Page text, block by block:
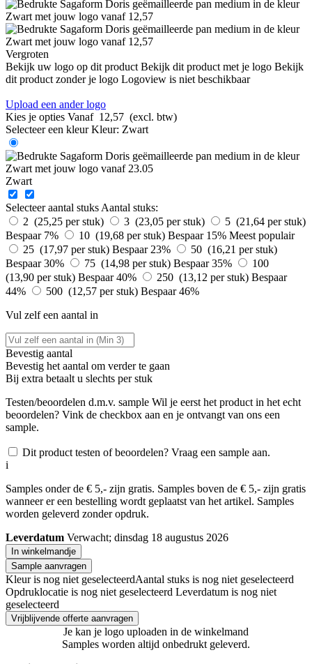
Vergroten
Bekijk uw logo op dit product Bekijk dit product met je logo Bekijk
dit product zonder je logo Logoview is niet beschikbaar
Upload een ander logo
Kies je opties Vanaf 12,57 (excl. btw)
Selecteer een kleur Kleur: Zwart
Zwart
Selecteer aantal stuks Aantal stuks:
2 (25,25 per stuk)
3 (23,05 per stuk)
5 (21,64 per stuk)
Bespaar 7%
10 (19,68 per stuk) Bespaar 15% Meest populair
25 (17,97 per stuk) Bespaar 23%
50 (16,21 per stuk)
Bespaar 30%
75 (14,98 per stuk) Bespaar 35%
100
(13,90 per stuk) Bespaar 40% 250 (13,12 per stuk) Bespaar
44%
500 (12,57 per stuk) Bespaar 46%
Vul zelf een aantal in
Bevestig aantal
Bevestig het aantal om verder te gaan
Bij extra betaalt u slechts per stuk
Testen/beoordelen d.m.v. sample Wil je eerst het product in het echt
beoordelen? Vink de checkbox aan en je ontvangt van ons een
sample.
Dit product testen of beoordelen? Vraag een sample aan.
i
Samples onder de € 5,- zijn gratis. Samples boven de € 5,- zijn gratis
wanneer er een bestelling wordt geplaatst van het artikel. Samples
worden geleverd zonder opdruk.
Leverdatum Verwacht; dinsdag 18 augustus 2026
In winkelmandje
Sample aanvragen
Kleur is nog niet geselecteerdAantal stuks is nog niet geselecteerd
Opdruklocatie is nog niet geselecteerd Leverdatum is nog niet
geselecteerd
Vrijblijvende offerte aanvragen
Je kan je logo uploaden in de winkelmand
Samples worden altijd onbedrukt geleverd.